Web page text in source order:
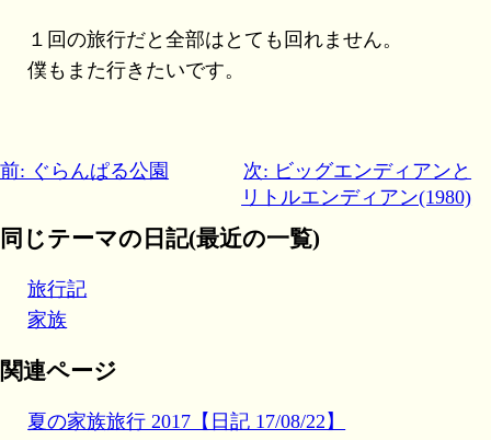
１回の旅行だと全部はとても回れません。
僕もまた行きたいです。
前: ぐらんぱる公園
次: ビッグエンディアンと
リトルエンディアン(1980)
同じテーマの日記(最近の一覧)
旅行記
家族
関連ページ
夏の家族旅行 2017【日記 17/08/22】